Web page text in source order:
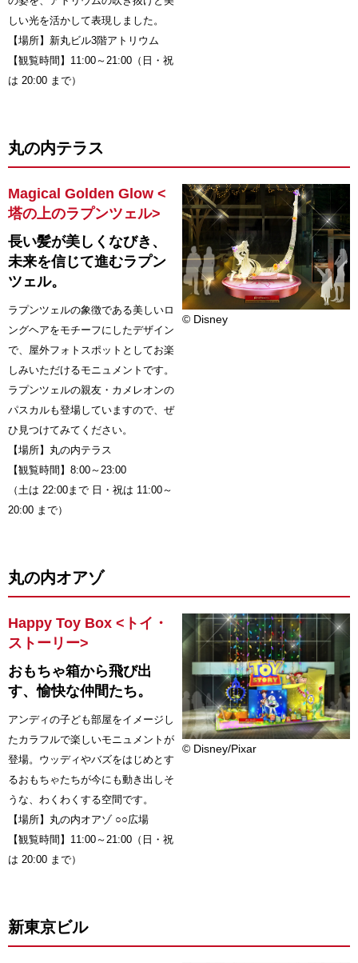
しい光を活かして表現しました。
【場所】新丸ビル3階アトリウム
【観覧時間】11:00～21:00（日・祝
は 20:00 まで）
丸の内テラス
Magical Golden Glow <
塔の上のラプンツェル>
長い髪が美しくなびき、
未来を信じて進むラプン
ツェル。
ラプンツェルの象徴である美しいロ
ングヘアをモチーフにしたデザイン
で、屋外フォトスポットとしてお楽
しみいただけるモニュメントです。
ラプンツェルの親友・カメレオンの
パスカルも登場していますので、ぜ
ひ見つけてみてください。
【場所】丸の内テラス
【観覧時間】8:00～23:00
（土は 22:00まで 日・祝は 11:00～
20:00 まで）
© Disney
丸の内オアゾ
Happy Toy Box <トイ・
ストーリー>
おもちゃ箱から飛び出
す、愉快な仲間たち。
アンディの子ども部屋をイメージし
たカラフルで楽しいモニュメントが
登場。ウッディやバズをはじめとす
るおもちゃたちが今にも動き出しそ
うな、わくわくする空間です。
【場所】丸の内オアゾ ○○広場
【観覧時間】11:00～21:00（日・祝
は 20:00 まで）
© Disney/Pixar
新東京ビル